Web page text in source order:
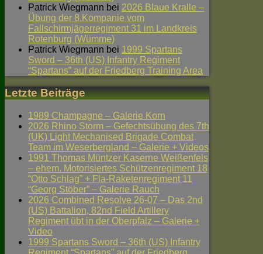
Patrick Wiegmann bei 2026 Blaue Kralle –
Übung der 8.Kompanie vom
Fallschirmjägerregiment 31 im Landkreis
Rotenburg (Wümme)
Patrick Wiegmann bei 1999 Spartans
Sword – 36th (US) Infantry Regiment
“Spartans” auf der Friedberg Training Area
Letzte Beiträge
1989 Champagne – Galerie Korn
2026 Rhino Storm – Gefechtsübung des 7th
(UK) Light Mechanised Brigade Combat
Team im Weserbergland – Galerie + Videos
1991 Thomas Müntzer Kaserne Weißenfels
– ehem. Motorisiertes Schützenregiment 18
“Otto Schlag” + Fla-Raketenregiment 11
“Georg Stöber” – Galerie Rauch
2026 Combined Resolve 26-07 – Das 2nd
(US) Battalion, 82nd Field Artillery
Regiment übt in der Oberpfalz – Galerie +
Video
1999 Spartans Sword – 36th (US) Infantry